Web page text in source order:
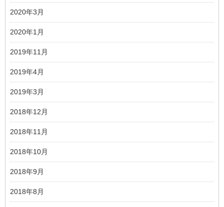
2020年3月
2020年1月
2019年11月
2019年4月
2019年3月
2018年12月
2018年11月
2018年10月
2018年9月
2018年8月